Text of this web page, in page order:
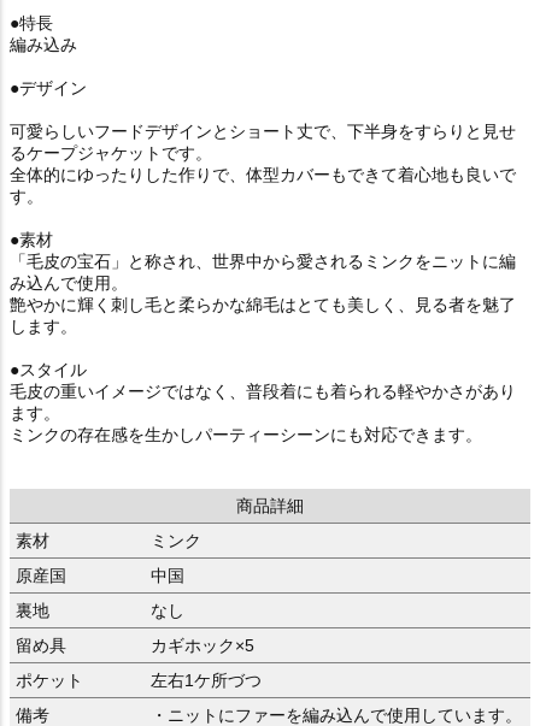
●特長
編み込み
●デザイン
可愛らしいフードデザインとショート丈で、下半身をすらりと見せ
るケープジャケットです。
全体的にゆったりした作りで、体型カバーもできて着心地も良いで
す。
●素材
「毛皮の宝石」と称され、世界中から愛されるミンクをニットに編
み込んで使用。
艶やかに輝く刺し毛と柔らかな綿毛はとても美しく、見る者を魅了
します。
●スタイル
毛皮の重いイメージではなく、普段着にも着られる軽やかさがあり
ます。
ミンクの存在感を生かしパーティーシーンにも対応できます。
商品詳細
素材
ミンク
原産国
中国
裏地
なし
留め具
カギホック×5
ポケット
左右1ケ所づつ
備考
・ニットにファーを編み込んで使用しています。